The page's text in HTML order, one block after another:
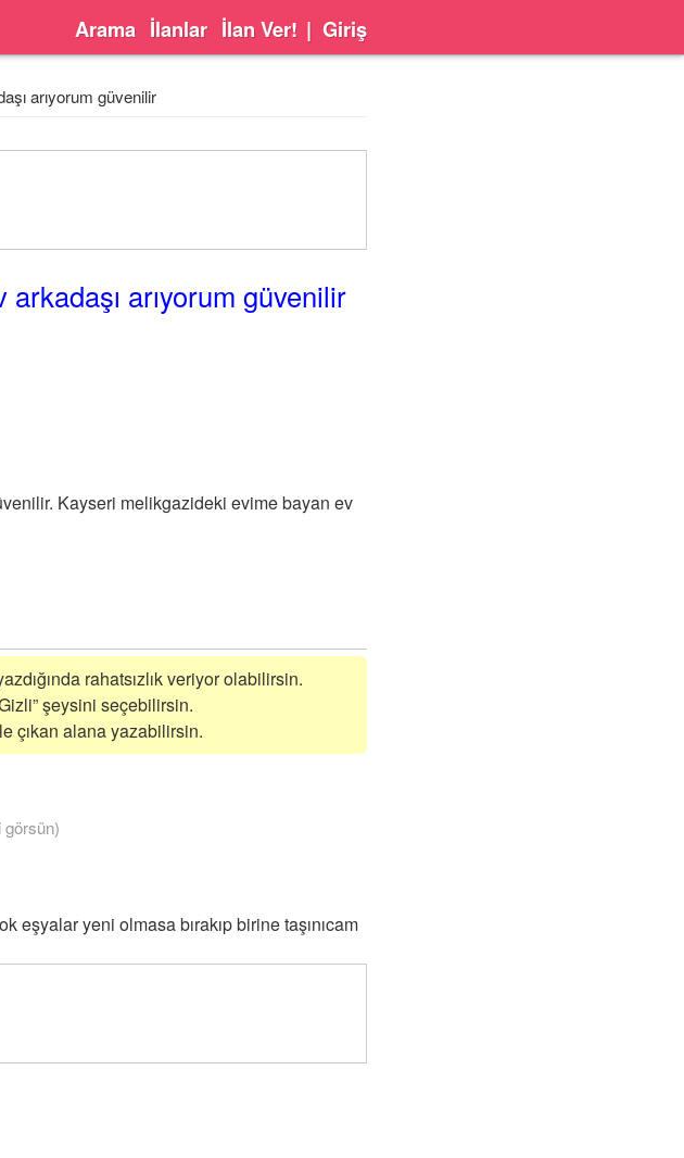
Arama İlanlar İlan Ver! | Giriş
arıyorum güvenilir
arıyorum güvenilir
Kayseri melikgazideki evime bayan ev
rahatsızlık veriyor olabilirsin.
şeysini seçebilirsin.
çıkan alana yazabilirsin.
görsün)
eşyalar yeni olmasa bırakıp birine taşınıcam